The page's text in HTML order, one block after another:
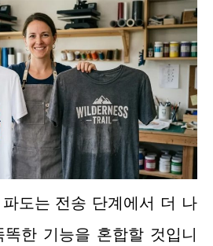
도는 전송 단계에서 더 나
한 기능을 혼합할 것입니